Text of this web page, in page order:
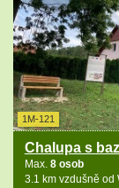
1M-121
Chalupa s
Max. 8 osob
3.1 km vzdušně od